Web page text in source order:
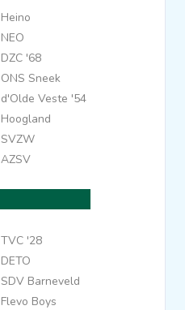
Heino
NEO
DZC '68
ONS Sneek
d'Olde Veste '54
Hoogland
SVZW
AZSV
TVC '28
DETO
SDV Barneveld
Flevo Boys